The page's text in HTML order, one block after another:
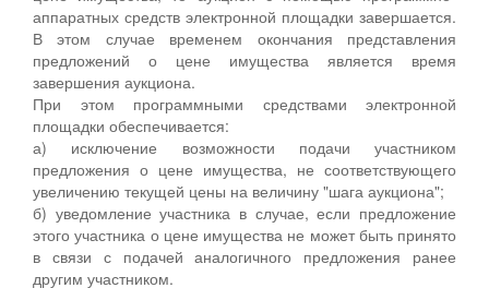
аппаратных средств электронной площадки завершается.
В этом случае временем окончания представления
предложений о цене имущества является время
завершения аукциона.
При этом программными средствами электронной
площадки обеспечивается:
а) исключение возможности подачи участником
предложения о цене имущества, не соответствующего
увеличению текущей цены на величину "шага аукциона";
б) уведомление участника в случае, если предложение
этого участника о цене имущества не может быть принято
в связи с подачей аналогичного предложения ранее
другим участником.